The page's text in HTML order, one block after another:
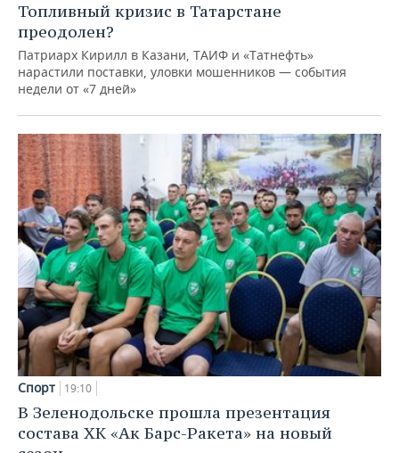
Топливный кризис в Татарстане
преодолен?
Патриарх Кирилл в Казани, ТАИФ и «Татнефть»
нарастили поставки, уловки мошенников — события
недели от «7 дней»
Спорт 19:10
В Зеленодольске прошла презентация
состава ХК «Ак Барс-Ракета» на новый